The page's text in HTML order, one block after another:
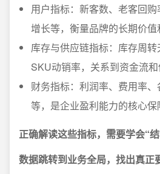
用户指标：新客数、老客回
增长等，衡量品牌的长期价值
库存与供应链指标：库存周转
SKU动销率，关系到资金流和
财务指标：利润率、费用率
等，是企业盈利能力的核心保
正确解读这些指标，需要学会“
数据跳转到业务全局，找出真正